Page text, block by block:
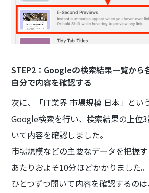
STEP2：Googleの検索結果一覧から
自分で内容を確認する
次に、「IT業界 市場規模 日本」とい
Google検索を行い、検索結果の上位
いて内容を確認しました。
市場規模などの主要なデータを把握
あたりおよそ10分ほどかかりました
ひとつずつ開いて内容を確認するの